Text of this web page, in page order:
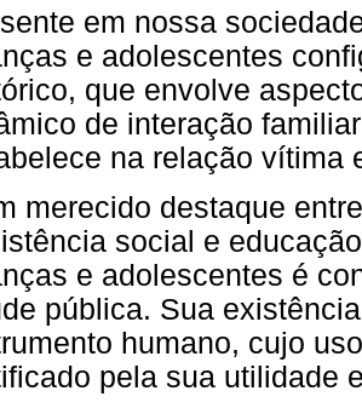
em nossa
e adolescentes
que envolve
de interação
na relação vítima
merecido destaque
social e
e adolescentes é
pública. Sua
humano, cujo
pela sua utilidade